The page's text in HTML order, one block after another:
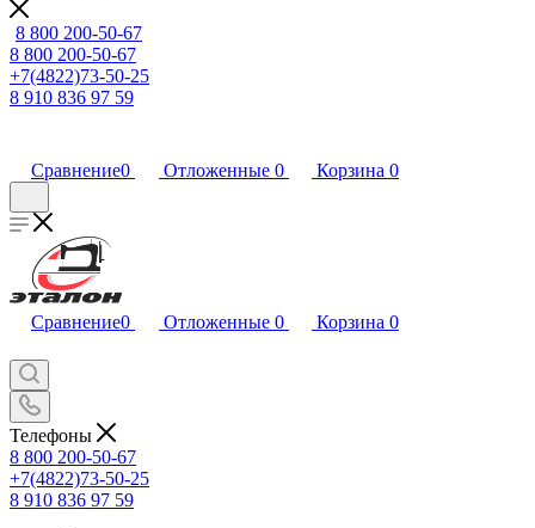
8 800 200-50-67
8 800 200-50-67
+7(4822)73-50-25
8 910 836 97 59
Сравнение0 Отложенные 0 Корзина 0
Сравнение0 Отложенные 0 Корзина 0
Телефоны
8 800 200-50-67
+7(4822)73-50-25
8 910 836 97 59